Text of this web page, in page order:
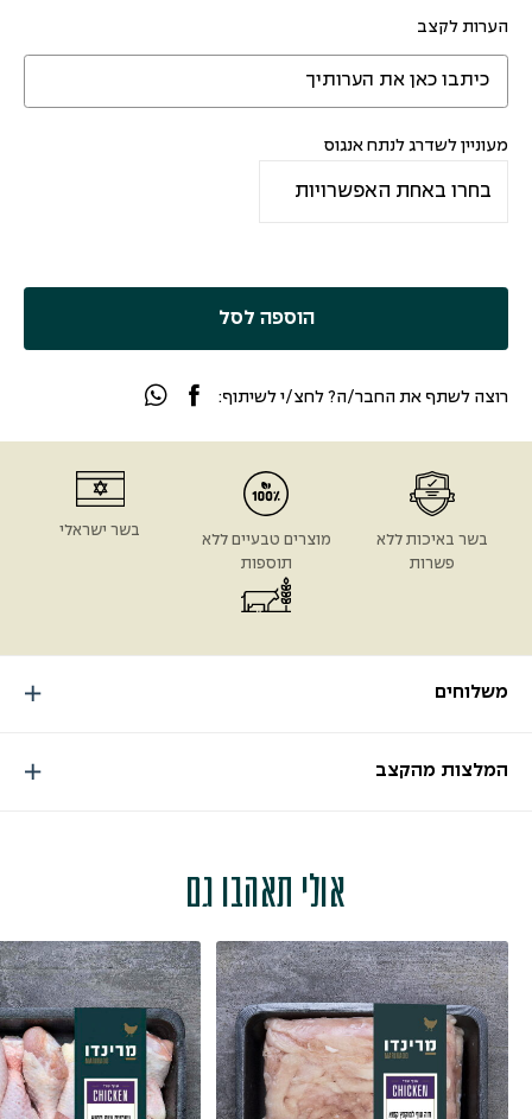
הערות לקצב
מעוניין לשדרג לנתח אנגוס
הוספה לסל
משלוחים
המלצות מהקצב
רוצה לשתף את החבר/ה? לחצ/י לשיתוף:
בשר באיכות ללא
פשרות
מוצרים טבעיים ללא
תוספות
בשר ישראלי
אולי תאהבו גם